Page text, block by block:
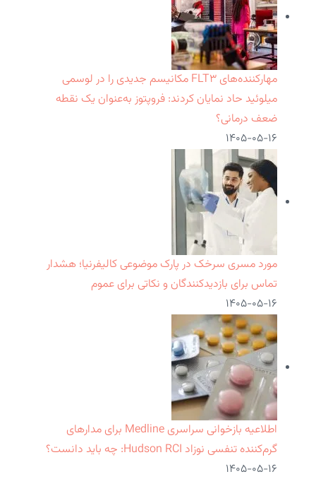
مهارکننده‌های FLT۳ مکانیسم جدیدی را در لوسمی
میلوئید حاد نمایان کردند: فروپتوز به‌عنوان یک نقطه
ضعف درمانی؟
۱۴۰۵-۰۵-۱۶
مورد مسری سرخک در پارک موضوعی کالیفرنیا؛ هشدار
تماس برای بازدیدکنندگان و نکاتی برای عموم
۱۴۰۵-۰۵-۱۶
اطلاعیه بازخوانی سراسری Medline برای مدارهای
گرم‌کننده تنفسی نوزاد Hudson RCI: چه باید دانست؟
۱۴۰۵-۰۵-۱۶